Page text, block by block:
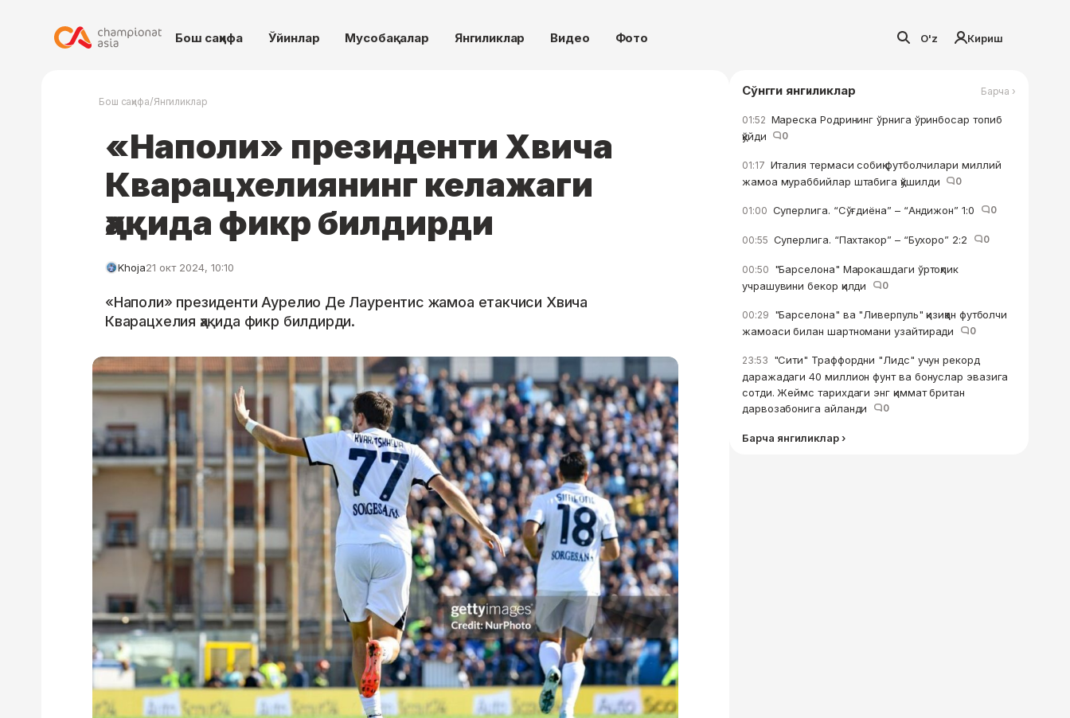
Бош саҳифа Ўйинлар Мусобақалар Янгиликлар Видео Фото O'z Кириш
Бош саҳифа/Янгиликлар
«Наполи» президенти Хвича
Кварацхелиянинг келажаги
ҳақида фикр билдирди
Khoja21 окт 2024, 10:10
«Наполи» президенти Аурелио Де Лаурентис жамоа етакчиси Хвича
Кварацхелия ҳақида фикр билдирди.
Сўнгги янгиликлар Барча ›
01:52 Мареска Родрининг ўрнига ўринбосар топиб
қўйди
0
01:17 Италия термаси собиқ футболчилари миллий
жамоа мураббийлар штабига қўшилди
0
01:00 Суперлига. “Сўғдиёна” – “Андижон” 1:0 0
00:55 Суперлига. “Пахтакор” – “Бухоро” 2:2 0
00:50 "Барселона" Марокашдаги ўртоқлик
учрашувини бекор қилди
0
00:29 "Барселона" ва "Ливерпуль" қизиққан футболчи
жамоаси билан шартномани узайтиради
0
23:53 "Сити" Траффордни "Лидс" учун рекорд
даражадаги 40 миллион фунт ва бонуслар эвазига
сотди. Жеймс тарихдаги энг қиммат британ
дарвозабонига айланди
0
Барча янгиликлар ›